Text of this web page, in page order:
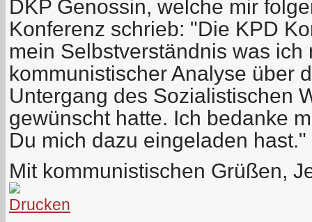
DKP Genossin, welche mir
Konferenz schrieb: "Die KPD
mein Selbstverständnis was ich
kommunistischer Analyse über
Untergang des Sozialistischen
gewünscht hatte. Ich bedanke
Du mich dazu eingeladen hast."
Mit kommunistischen Grüßen,